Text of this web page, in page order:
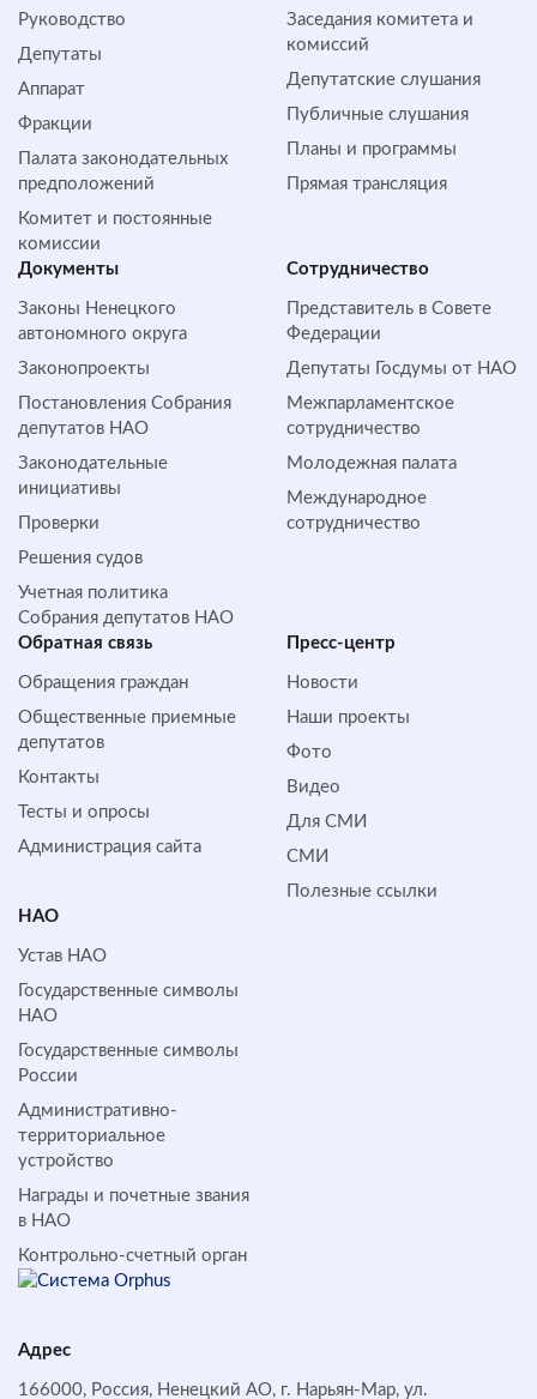
Руководство
Депутаты
Аппарат
Фракции
Палата законодательных
предположений
Комитет и постоянные
комиссии
Заседания комитета и
комиссий
Депутатские слушания
Публичные слушания
Планы и программы
Прямая трансляция
Документы
Законы Ненецкого
автономного округа
Законопроекты
Постановления Собрания
депутатов НАО
Законодательные
инициативы
Проверки
Решения судов
Учетная политика
Собрания депутатов НАО
Сотрудничество
Представитель в Совете
Федерации
Депутаты Госдумы от НАО
Межпарламентское
сотрудничество
Молодежная палата
Международное
сотрудничество
Обратная cвязь
Обращения граждан
Общественные приемные
депутатов
Контакты
Тесты и опросы
Администрация сайта
Пресс-центр
Новости
Наши проекты
Фото
Видео
Для СМИ
СМИ
Полезные ссылки
НАО
Устав НАО
Государственные символы
НАО
Государственные символы
России
Административно-
территориальное
устройство
Награды и почетные звания
в НАО
Контрольно-счетный орган
Адрес
166000, Россия, Ненецкий АО, г. Нарьян-Мар, ул.